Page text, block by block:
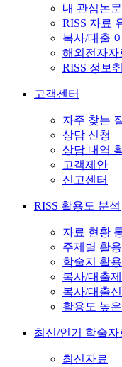
내 관심논
RISS 자료
복사/대출
해외전자자
RISS 정보
고객센터
자주 찾는
상담 신청
상담 내역
고객제안
신고센터
RISS 활용도 분석
자료 현황
주제별 활
학술지 활
복사/대출
복사/대출
활용도 높은
최신/인기 학술자
최신자료